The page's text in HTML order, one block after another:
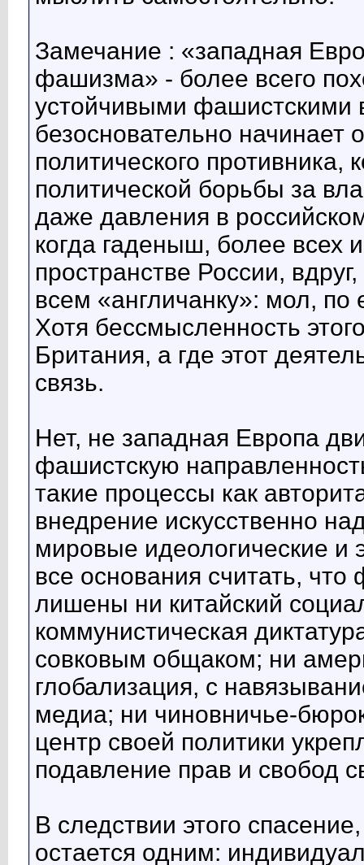
Замечание : «западная
фашизма» - более всего
устойчивыми фашистскими
безосновательно начинает
политического противника,
политической борьбы за
даже давления в
когда гаденыш, более всех
пространстве России,
всем «англичанку»: мол, по
Хотя бессмысленность
Британия, а где этот
связь.
Нет, не западная Европа
фашистскую
такие процессы как
внедрение искусственно
мировые идеологические и
все основания считать,
лишены ни китайский
коммунистическая
совковым общаком; ни
глобализация, с
медиа; ни чиновничье-
центр своей политики
подавление прав и свобод
В следствии этого
остается одним: